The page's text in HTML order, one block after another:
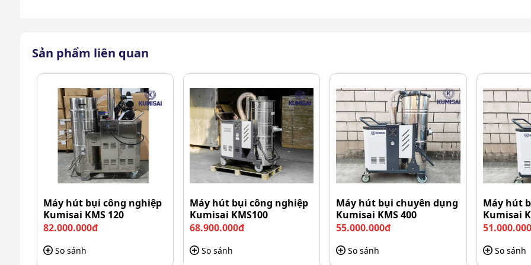
Sản phẩm liên quan
Máy hút bụi công nghiệp
Kumisai KMS 120
82.000.000đ
So sánh
Máy hút bụi công nghiệp
Kumisai KMS100
68.900.000đ
So sánh
Máy hút bụi chuyên dụng
Kumisai KMS 400
55.000.000đ
So sánh
Máy hút
Kumisai
So sánh